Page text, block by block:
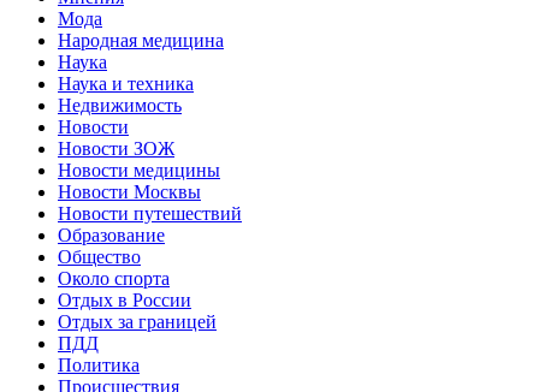
Мода
Народная медицина
Наука
Наука и техника
Недвижимость
Новости
Новости ЗОЖ
Новости медицины
Новости Москвы
Новости путешествий
Образование
Общество
Около спорта
Отдых в России
Отдых за границей
ПДД
Политика
Происшествия